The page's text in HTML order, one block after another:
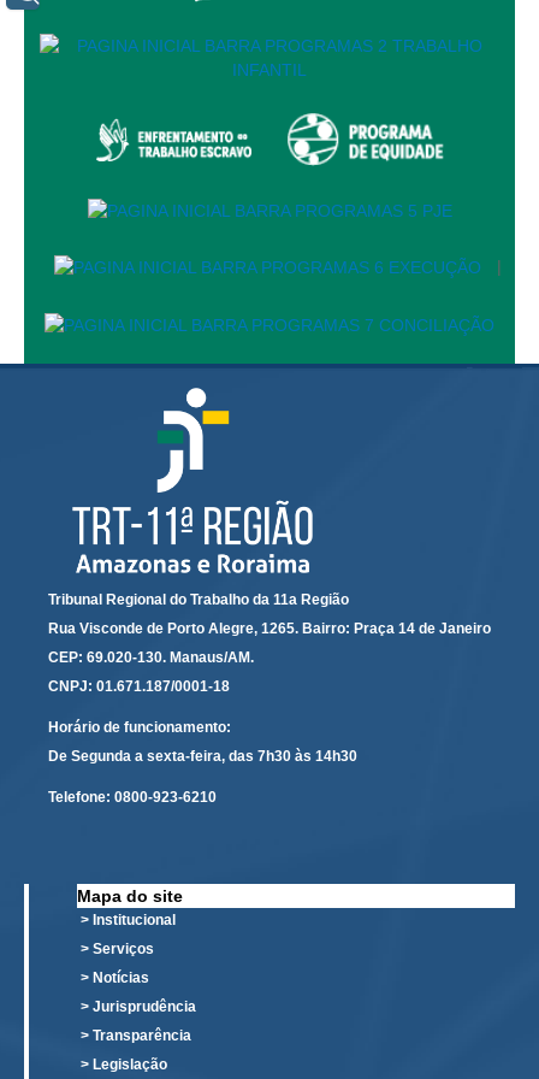
Comitê de Segurança Permanente
Comitê de Incentivo à Participação Institucional Feminina
Comitê de Prevenção e Enfrentamento do Assédio
Comissão Permanente de Gestão Socioambiental
no Âmbito do TRT11
Comitê de Equidade de Raça, Gênero e Diversidade
Comitê PopRuaJud
Comissão de Justiça Itinerante
Comissão Permanente de Avaliação Documental
Automação e IA
Governança
Governança de TI
Gestão Estratégica
Governança das Contratações Obras
Assessoria de Governança de Gestão de Pessoas
Sites Institucionais
Biblioteca
Centro de Memória
Educação a distância
|
Tribunal Regional do Trabalho da 11a Região
Rua Visconde de Porto Alegre, 1265. Bairro: Praça 14 de Janeiro
CEP: 69.020-130. Manaus/AM.
CNPJ: 01.671.187/0001-18
Horário de funcionamento:
De Segunda a sexta-feira, das 7h30 às 14h30
Telefone: 0800-923-6210
Mapa do site
> Institucional
> Serviços
> Notícias
> Jurisprudência
> Transparência
> Legislação